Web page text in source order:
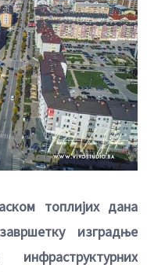
топлијих дана
изградње